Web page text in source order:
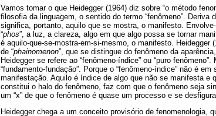
Vamos tomar o que Heidegger (1964) diz sobre “o método
filosofia da linguagem, o sentido do termo “fenômeno”. Deriva
significa, portanto, aquilo que se mostra, o manifesto.
“phos”, a luz, a clareza, algo em que algo possa se tornar
é aquilo-que-se-mostra-em-si-mesmo, o manifesto.
de “phainomenon”, que se distingue do fenômeno da
Heidegger se refere ao “fenômeno-índice” ou “puro
“fundamento-fundação”. Porque o “fenômeno-índice” não é
manifestação. Aquilo é índice de algo que não se manifesta
constitui o halo do fenômeno, faz com que o fenômeno seja
um “x” de que o fenômeno é quase um processo e se
Heidegger chega a um conceito provisório de fenomenologia,